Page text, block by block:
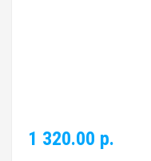
1 320.00 р.